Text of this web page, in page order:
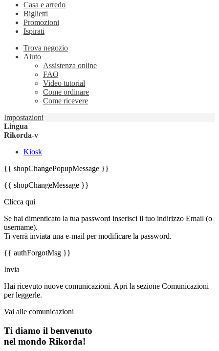
Casa e arredo
Biglietti
Promozioni
Ispirati
Trova negozio
Aiuto
Assistenza online
FAQ
Video tutorial
Come ordinare
Come ricevere
Impostazioni
Lingua
Rikorda-v
Kiosk
{{ shopChangePopupMessage }}
{{ shopChangeMessage }}
Clicca qui
Se hai dimenticato la tua password inserisci il tuo indirizzo Email (o
username).
Ti verrà inviata una e-mail per modificare la password.
{{ authForgotMsg }}
Invia
Hai ricevuto nuove comunicazioni. Apri la sezione Comunicazioni
per leggerle.
Vai alle comunicazioni
Ti diamo il benvenuto
nel mondo Rikorda!